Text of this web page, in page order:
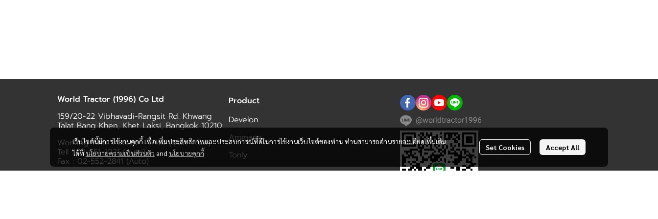
เว็บไซต์นี้มีการใช้งานคุกกี้ เพื่อเพิ่มประสิทธิภาพและประสบการณ์ที่ดีในการใช้งานเว็บไซต์ของท่าน ท่านสามารถอ่านรายละเอียดเพิ่มเติม
ได้ที่นโยบายความเป็นส่วนตัว and นโยบายคุกกี้
Set Cookies Accept All
World Tractor (1996) Co Ltd
159/20-22 Vibhavadi-Rangsit Rd. Khwang
Talat Bang Khen, Khet Laksi, Bangkok 10210
Working Time : 08.30 - 17.30 (Mon - Sat)
Tell :02-551-1021(Auto)
Fax : 02-552-2841 (Auto)
Product
Develon
Ammann
Tonly
@worldtractor1996